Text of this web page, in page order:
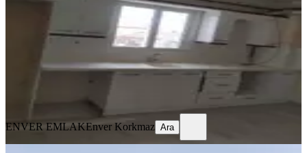
125 m² 3. Kat·05.08.2026
20.000 ₺
Enver Korkmaz
ENVER EMLAKEnver Korkmaz Ara